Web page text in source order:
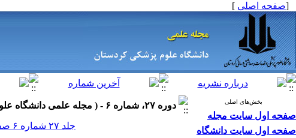
[صفحه اصلی ]
بخش‌های اصلی
صفحه اول سایت مجله
صفحه اول سایت دانشگاه
دوره ۲۷، شماره ۶ - ( مجله علمی دانشگاه علوم پزشکی کردستان ۱۴۰۱ )
جلد ۲۷ شماره ۶ صفحات ۷۷-۶۸